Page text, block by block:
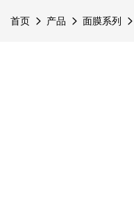
首页 产品 面膜系列